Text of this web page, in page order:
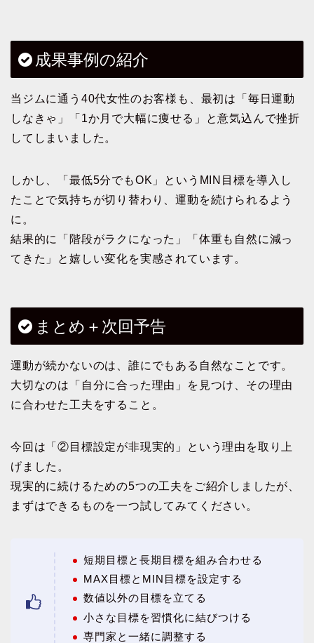
成果事例の紹介
当ジムに通う40代女性のお客様も、最初は「毎日運動
しなきゃ」「1か月で大幅に痩せる」と意気込んで挫折
してしまいました。
しかし、「最低5分でもOK」というMIN目標を導入し
たことで気持ちが切り替わり、運動を続けられるよう
に。
結果的に「階段がラクになった」「体重も自然に減っ
てきた」と嬉しい変化を実感されています。
まとめ＋次回予告
運動が続かないのは、誰にでもある自然なことです。
大切なのは「自分に合った理由」を見つけ、その理由
に合わせた工夫をすること。
今回は「②目標設定が非現実的」という理由を取り上
げました。
現実的に続けるための5つの工夫をご紹介しましたが、
まずはできるものを一つ試してみてください。
短期目標と長期目標を組み合わせる
MAX目標とMIN目標を設定する
数値以外の目標を立てる
小さな目標を習慣化に結びつける
専門家と一緒に調整する